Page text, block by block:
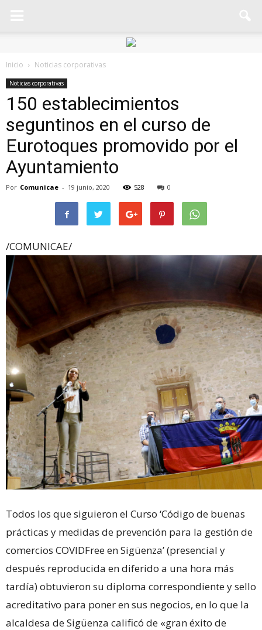
Inicio Noticias corporativas
Noticias corporativas
150 establecimientos
seguntinos en el curso de
Eurotoques promovido por el
Ayuntamiento
Por Comunicae - 19 junio, 2020 528 0
/COMUNICAE/
Todos los que siguieron el Curso ‘Código de buenas
prácticas y medidas de prevención para la gestión de
comercios COVIDFree en Sigüenza’ (presencial y
después reproducida en diferido a una hora más
tardía) obtuvieron su diploma correspondiente y sello
acreditativo para poner en sus negocios, en lo que la
alcaldesa de Sigüenza calificó de «gran éxito de